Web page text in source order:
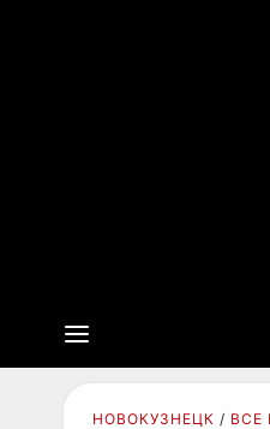
НОВОКУЗНЕЦК ВСЕ